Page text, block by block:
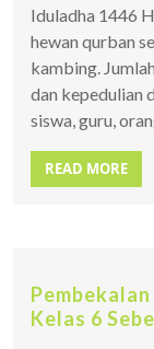
Iduladha 1446
hewan qurban
kambing.
dan kepedulian
siswa, guru,
READ MORE
Kelas 6